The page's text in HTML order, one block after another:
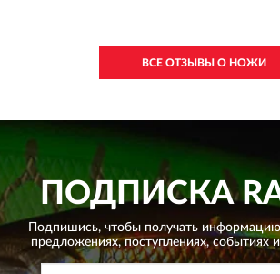
ВСЕ ОТЗЫВЫ О НОЖИ
ПОДПИСКА
Подпишись, чтобы получать
предложениях,поступлениях, событиях